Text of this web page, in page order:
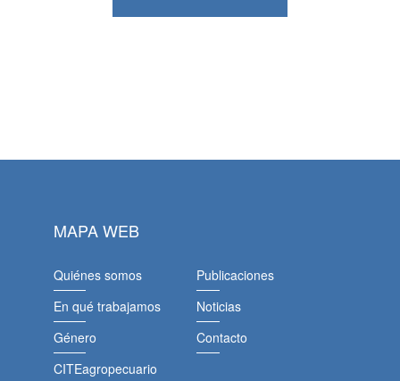
MAPA WEB
Quiénes somos
En qué trabajamos
Género
CITEagropecuario
Publicaciones
Noticias
Contacto